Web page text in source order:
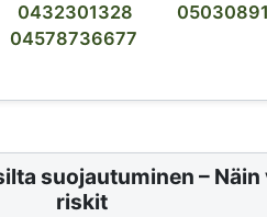
0432301328
04578736677
suojautuminen – Näin
riskit